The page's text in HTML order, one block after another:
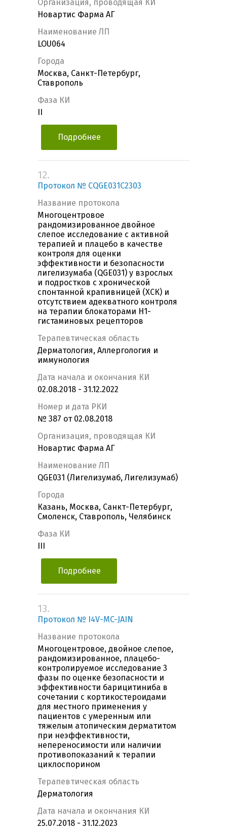
Организация, проводящая КИ
Новартис Фарма АГ
Наименование ЛП
LOU064
Города
Москва, Санкт-Петербург,
Ставрополь
Фаза КИ
Подробнее
12.
Протокол № CQGE031C2303
Название протокола
Многоцентровое
рандомизированное двойное
слепое исследование с активной
терапией и плацебо в качестве
контроля для оценки
эффективности и безопасности
лигелизумаба (QGE031) у взрослых
и подростков с хронической
спонтанной крапивницей (ХСК) и
отсутствием адекватного контроля
на терапии блокаторами H1-
гистаминовых рецепторов
Терапевтическая область
Дерматология, Аллергология и
иммунология
Дата начала и окончания КИ
02.08.2018 - 31.12.2022
Номер и дата РКИ
№ 387 от 02.08.2018
Организация, проводящая КИ
Новартис Фарма АГ
Наименование ЛП
QGE031 (Лигелизумаб, Лигелизумаб)
Города
Казань, Москва, Санкт-Петербург,
Смоленск, Ставрополь, Челябинск
Фаза КИ
Подробнее
13.
Протокол № I4V-MC-JAIN
Название протокола
Многоцентровое, двойное слепое,
рандомизированное, плацебо-
контролируемое исследование 3
фазы по оценке безопасности и
эффективности барицитиниба в
сочетании с кортикостероидами
для местного применения у
пациентов с умеренным или
тяжелым атопическим дерматитом
при неэффективности,
непереносимости или наличии
противопоказаний к терапии
циклоспорином
Терапевтическая область
Дерматология
Дата начала и окончания КИ
25.07.2018 - 31.12.2023